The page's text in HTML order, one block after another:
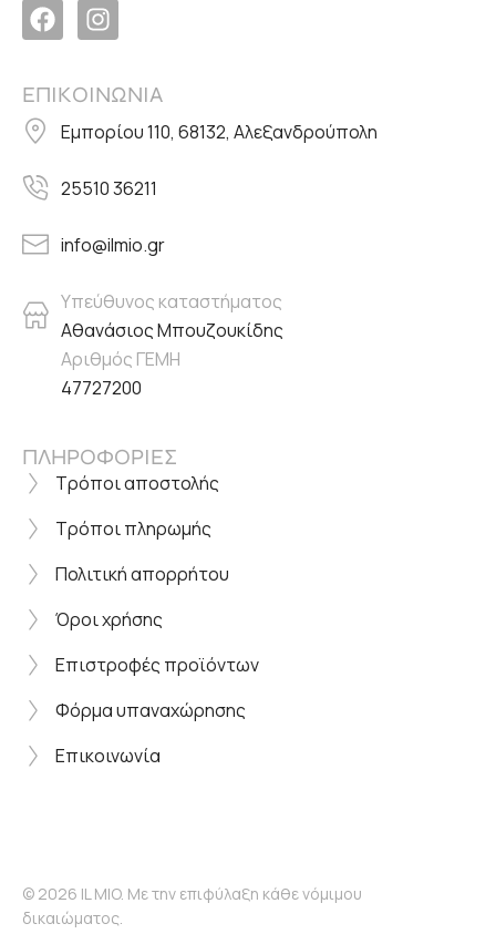
ΕΠΙΚΟΙΝΩΝΙΑ
Εμπορίου 110, 68132, Αλεξανδρούπολη
25510 36211
info@ilmio.gr
Υπεύθυνος καταστήματος
Αθανάσιος Μπουζουκίδης
Αριθμός ΓΕΜΗ
47727200
ΠΛΗΡΟΦΟΡΙΕΣ
Τρόποι αποστολής
Τρόποι πληρωμής
Πολιτική απορρήτου
Όροι χρήσης
Επιστροφές προϊόντων
Φόρμα υπαναχώρησης
Επικοινωνία
© 2026 IL MIO. Με την επιφύλαξη κάθε νόμιμου
δικαιώματος.